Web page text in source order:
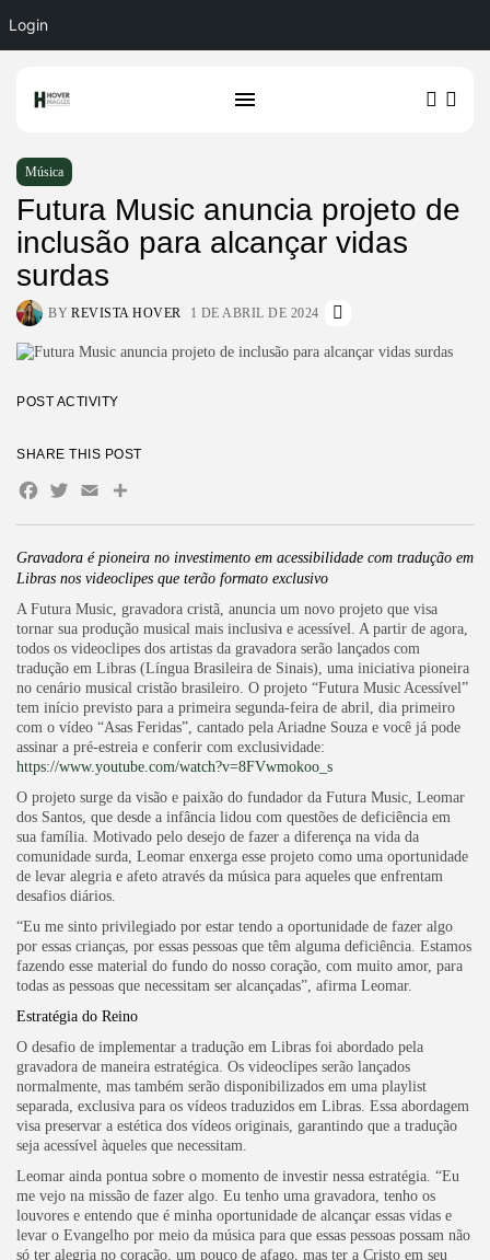
Login
Música
Futura Music anuncia projeto de
inclusão para alcançar vidas
surdas
BY REVISTA HOVER 1 DE ABRIL DE 2024
Gravadora é pioneira no investimento em acessibilidade com tradução em
Libras nos videoclipes que terão formato exclusivo
A Futura Music, gravadora cristã, anuncia um novo projeto que visa
tornar sua produção musical mais inclusiva e acessível. A partir de agora,
todos os videoclipes dos artistas da gravadora serão lançados com
tradução em Libras (Língua Brasileira de Sinais), uma iniciativa pioneira
no cenário musical cristão brasileiro. O projeto “Futura Music Acessível”
tem início previsto para a primeira segunda-feira de abril, dia primeiro
com o vídeo “Asas Feridas”, cantado pela Ariadne Souza e você já pode
assinar a pré-estreia e conferir com exclusividade:
https://www.youtube.com/watch?v=8FVwmokoo_s
O projeto surge da visão e paixão do fundador da Futura Music, Leomar
dos Santos, que desde a infância lidou com questões de deficiência em
sua família. Motivado pelo desejo de fazer a diferença na vida da
comunidade surda, Leomar enxerga esse projeto como uma oportunidade
de levar alegria e afeto através da música para aqueles que enfrentam
desafios diários.
“Eu me sinto privilegiado por estar tendo a oportunidade de fazer algo
por essas crianças, por essas pessoas que têm alguma deficiência. Estamos
fazendo esse material do fundo do nosso coração, com muito amor, para
todas as pessoas que necessitam ser alcançadas”, afirma Leomar.
Estratégia do Reino
O desafio de implementar a tradução em Libras foi abordado pela
gravadora de maneira estratégica. Os videoclipes serão lançados
normalmente, mas também serão disponibilizados em uma playlist
separada, exclusiva para os vídeos traduzidos em Libras. Essa abordagem
visa preservar a estética dos vídeos originais, garantindo que a tradução
seja acessível àqueles que necessitam.
Leomar ainda pontua sobre o momento de investir nessa estratégia. “Eu
me vejo na missão de fazer algo. Eu tenho uma gravadora, tenho os
louvores e entendo que é minha oportunidade de alcançar essas vidas e
levar o Evangelho por meio da música para que essas pessoas possam não
só ter alegria no coração, um pouco de afago, mas ter a Cristo em seu
POST ACTIVITY
SHARE THIS POST
Facebook
Twitter
EmailShare